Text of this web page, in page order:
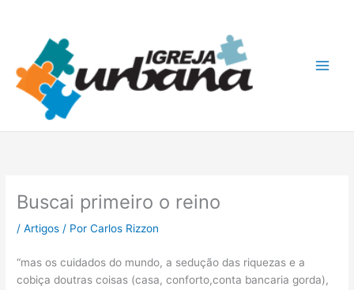
conteúdo
Buscai primeiro o reino
/Artigos / PorCarlos Rizzon
“mas os cuidados do mundo, a sedução das riquezas e a
cobiça doutras coisas (casa, conforto,conta bancaria gorda),
u